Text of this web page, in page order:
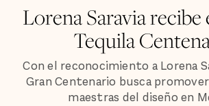
Lorena Saravia
Tequila
Con el reconocimiento a Lorena
Gran Centenario busca
maestras del diseño en